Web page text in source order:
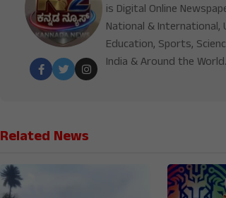
is Digital Online
National & International,
Education, Sports,
India & Around the World.
Related News